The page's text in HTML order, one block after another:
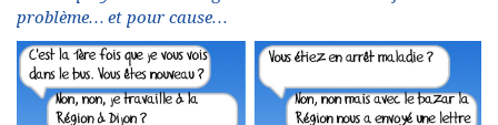
problème… et pour cause…